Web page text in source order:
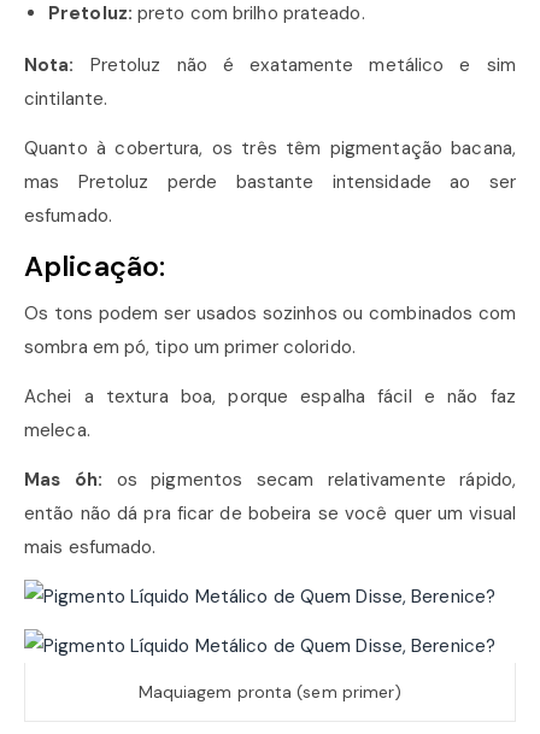
Pretoluz: preto com brilho prateado.
Nota: Pretoluz não é exatamente metálico e sim
cintilante.
Quanto à cobertura, os três têm pigmentação bacana,
mas Pretoluz perde bastante intensidade ao ser
esfumado.
Aplicação:
Os tons podem ser usados sozinhos ou combinados com
sombra em pó, tipo um primer colorido.
Achei a textura boa, porque espalha fácil e não faz
meleca.
Mas óh: os pigmentos secam relativamente rápido,
então não dá pra ficar de bobeira se você quer um visual
mais esfumado.
Maquiagem pronta (sem primer)